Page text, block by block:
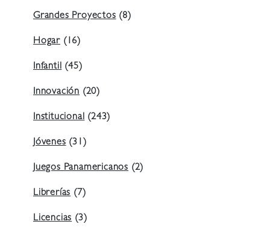
Grandes Proyectos (8)
Hogar (16)
Infantil (45)
Innovación (20)
Institucional (243)
Jóvenes (31)
Juegos Panamericanos (2)
Librerías (7)
Licencias (3)